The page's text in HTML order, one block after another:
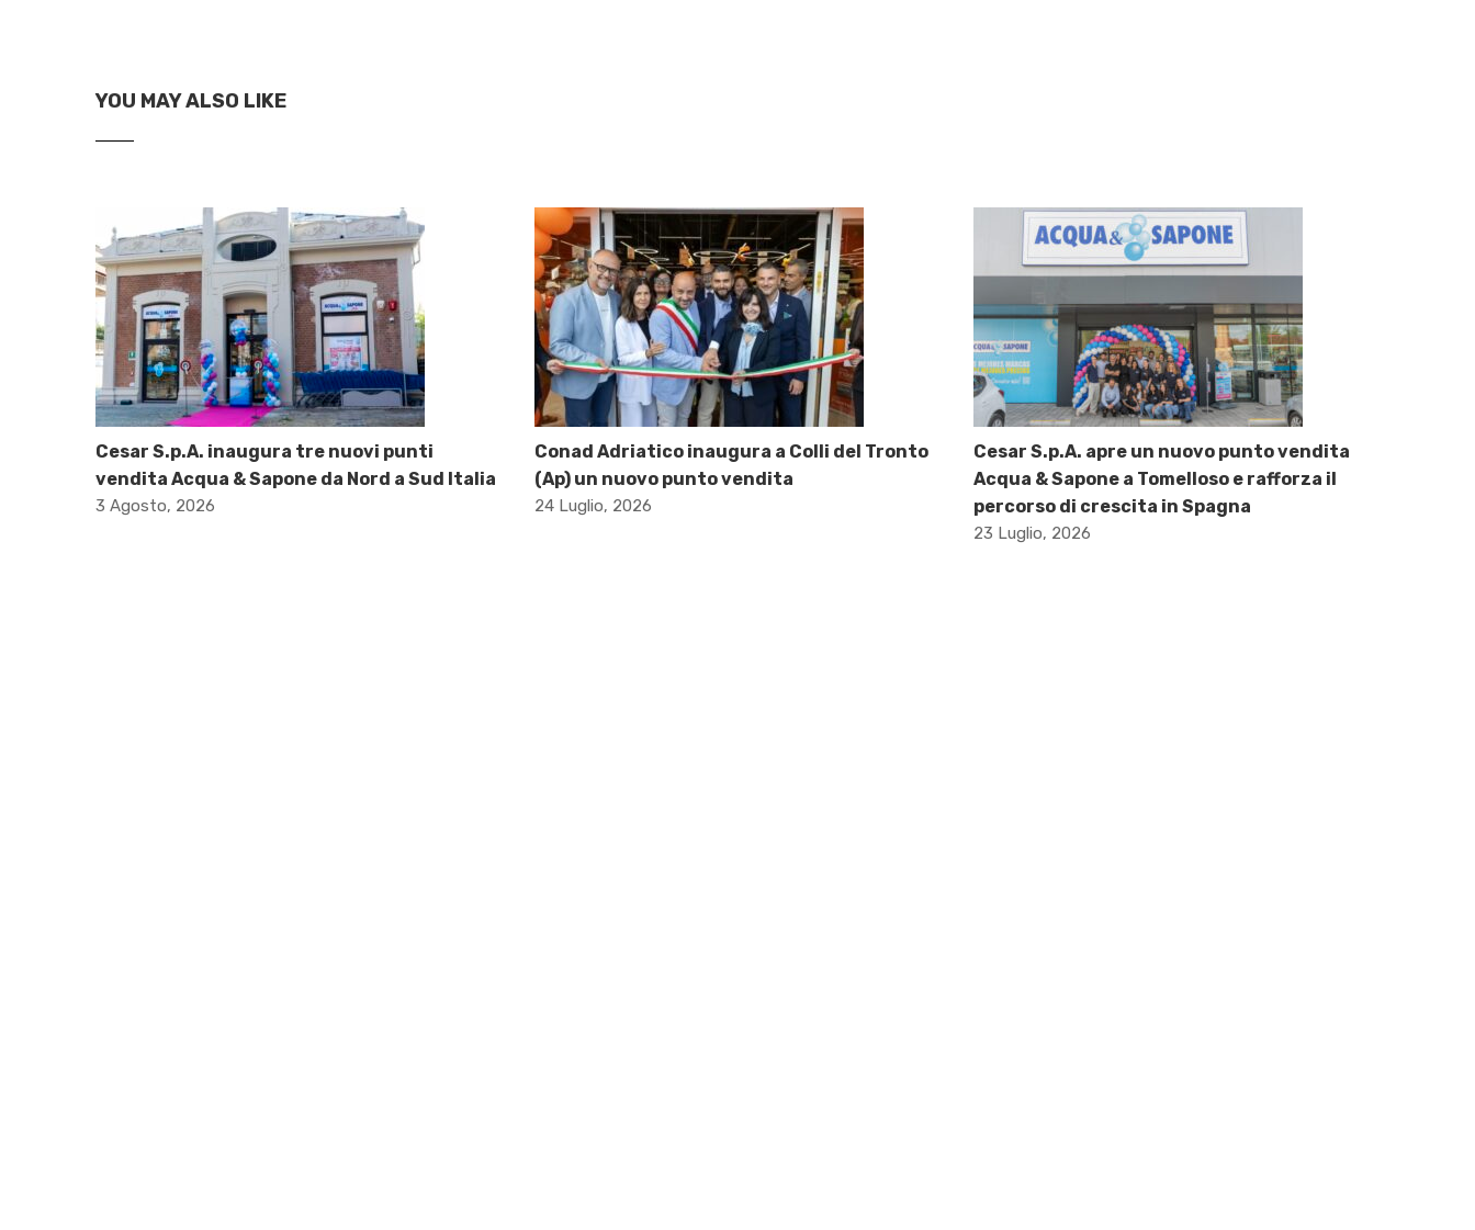
YOU MAY ALSO LIKE
Cesar S.p.A. inaugura tre nuovi punti
vendita Acqua & Sapone da Nord a Sud Italia
3 Agosto, 2026
Conad Adriatico inaugura a Colli del Tronto
(Ap) un nuovo punto vendita
24 Luglio, 2026
Cesar S.p.A. apre un nuovo punto vendita
Acqua & Sapone a Tomelloso e rafforza il
percorso di crescita in Spagna
23 Luglio, 2026